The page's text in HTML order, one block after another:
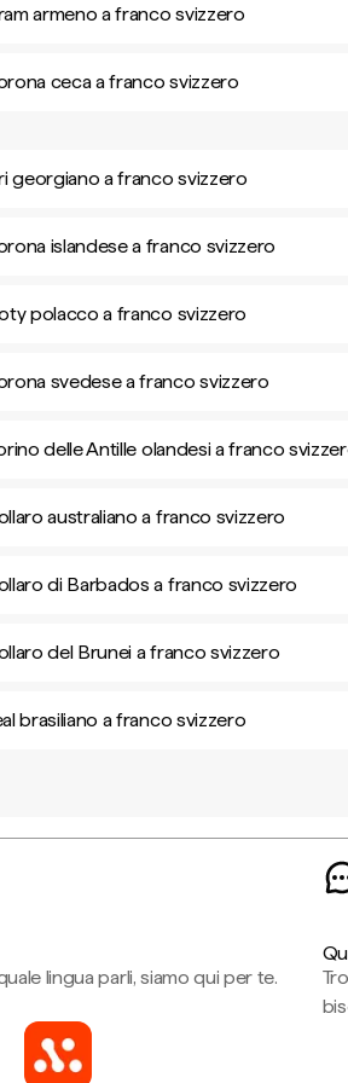
armeno a franco svizzero
ceca a franco svizzero
georgiano a franco svizzero
islandese a franco svizzero
polacco a franco svizzero
svedese a franco svizzero
delle Antille olandesi a franco
australiano a franco svizzero
di Barbados a franco svizzero
del Brunei a franco svizzero
brasiliano a franco svizzero
lingua parli, siamo qui per te.